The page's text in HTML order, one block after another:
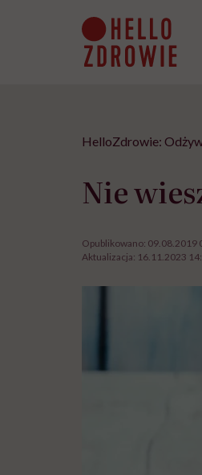
HelloZdrowie:
Nie
Opublikowano: 09.08.2019
Aktualizacja: 16.11.2023